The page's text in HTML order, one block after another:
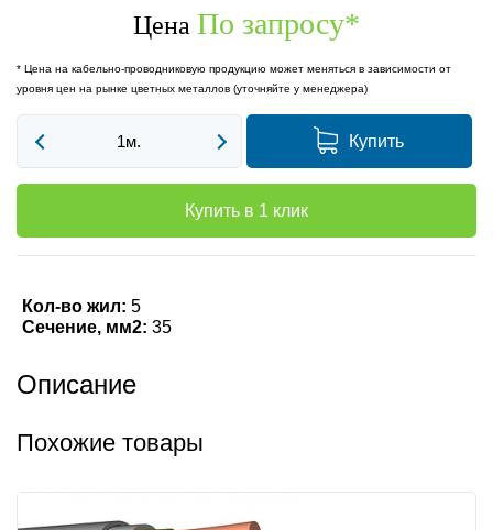
Цена По запросу*
* Цена на кабельно-проводниковую продукцию может меняться в зависимости от
уровня цен на рынке цветных металлов (уточняйте у менеджера)
Купить
Купить в 1 клик
Кол-во жил: 5
Сечение, мм2: 35
Описание
Похожие товары